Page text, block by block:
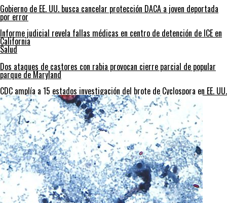
Gobierno de EE. UU. busca cancelar protección DACA a joven deportada
por error
Informe judicial revela fallas médicas en centro de detención de ICE en
California
Salud
Dos ataques de castores con rabia provocan cierre parcial de popular
parque de Maryland
CDC amplía a 15 estados investigación del brote de Cyclospora en EE. UU.